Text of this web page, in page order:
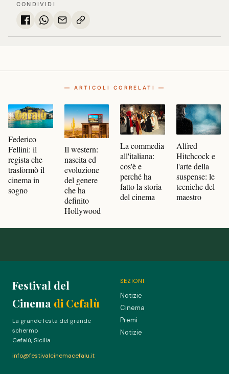
CONDIVIDI
— ARTICOLI CORRELATI —
Federico
Fellini: il
regista che
trasformò il
cinema in
sogno
Il western:
nascita ed
evoluzione
del genere
che ha
definito
Hollywood
La commedia
all'italiana:
cos'è e
perché ha
fatto la storia
del cinema
Alfred
Hitchcock e
l'arte della
suspense: le
tecniche del
maestro
Festival del
Cinema di Cefalù
La grande festa del grande
schermo
Cefalù, Sicilia
info@festivalcinemacefalu.it
SEZIONI
Notizie
Cinema
Premi
Notizie